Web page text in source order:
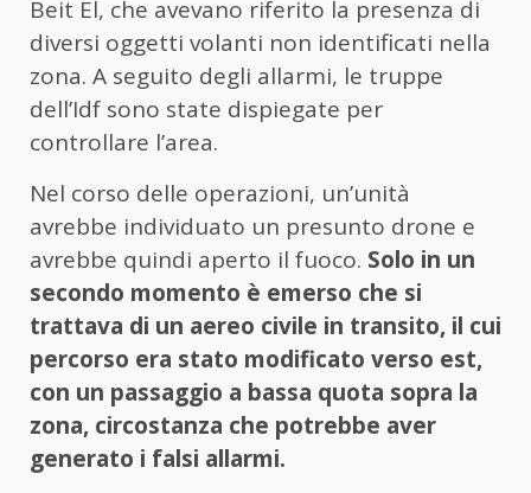
Beit El, che avevano riferito la presenza di
diversi oggetti volanti non identificati nella
zona. A seguito degli allarmi, le truppe
dell’Idf sono state dispiegate per
controllare l’area.
Nel corso delle operazioni, un’unità
avrebbe individuato un presunto drone e
avrebbe quindi aperto il fuoco. Solo in un
secondo momento è emerso che si
trattava di un aereo civile in transito, il cui
percorso era stato modificato verso est,
con un passaggio a bassa quota sopra la
zona, circostanza che potrebbe aver
generato i falsi allarmi.